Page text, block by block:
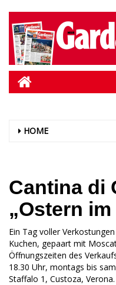
HOME
Cantina di
„Ostern
Ein Tag voller
Kuchen, gepaart mit
Öffnungszeiten des
18.30 Uhr, montags bis
Staffalo 1, Custoza,